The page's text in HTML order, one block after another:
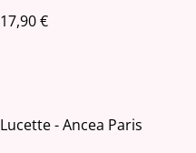
17,90 €
Lucette - Ancea Paris